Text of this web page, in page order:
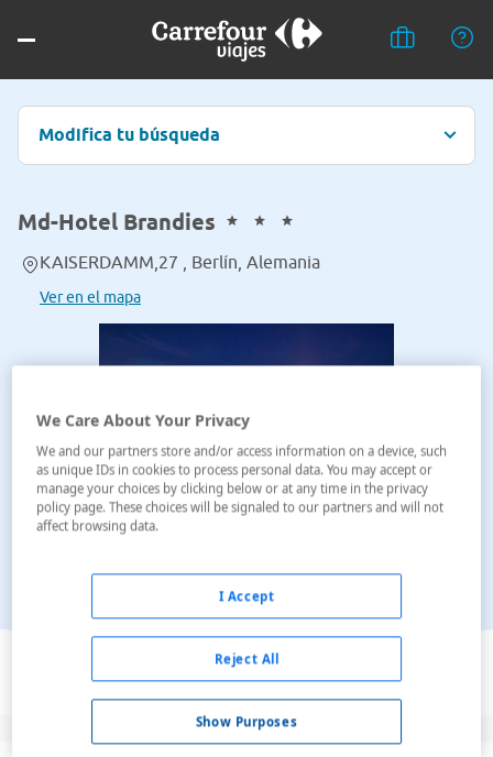
Modifica tu búsqueda
Md-Hotel Brandies
KAISERDAMM,27 , Berlín, Alemania
Ver en el mapa
Ver en el mapa
We Care About Your Privacy
We and our partners store and/or access information on a device, such
as unique IDs in cookies to process personal data. You may accept or
manage your choices by clicking below or at any time in the privacy
policy page. These choices will be signaled to our partners and will not
affect browsing data.
Show Purposes
Reject All
I Accept